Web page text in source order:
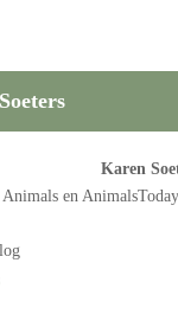
Karen
Animals en AnimalsToday